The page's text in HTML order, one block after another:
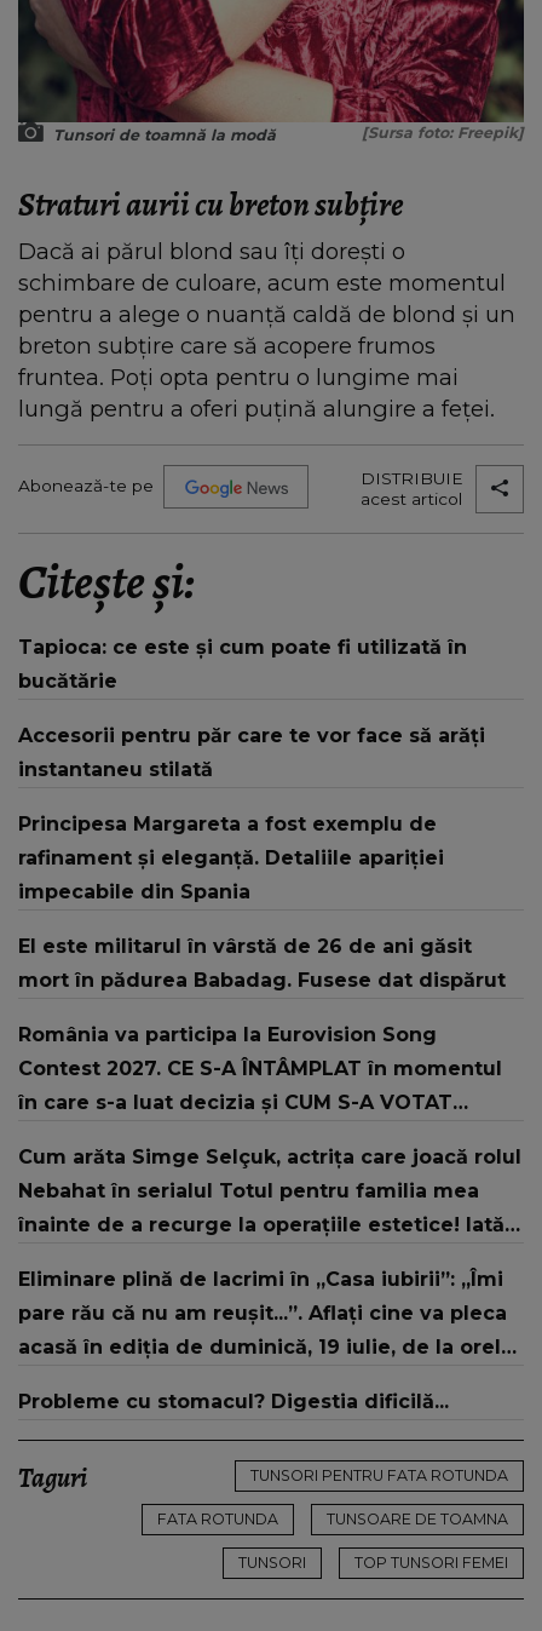
Tunsori de toamnă la modă [Sursa foto: Freepik]
Straturi aurii cu breton subțire
Dacă ai părul blond sau îți dorești o
schimbare de culoare, acum este momentul
pentru a alege o nuanță caldă de blond și un
breton subțire care să acopere frumos
fruntea. Poți opta pentru o lungime mai
lungă pentru a oferi puțină alungire a feței.
Abonează-te pe
DISTRIBUIE
acest articol
Citește și:
Tapioca: ce este și cum poate fi utilizată în
bucătărie
Accesorii pentru păr care te vor face să arăți
instantaneu stilată
Principesa Margareta a fost exemplu de
rafinament și eleganță. Detaliile apariției
impecabile din Spania
El este militarul în vârstă de 26 de ani găsit
mort în pădurea Babadag. Fusese dat dispărut
România va participa la Eurovision Song
Contest 2027. CE S-A ÎNTÂMPLAT în momentul
în care s-a luat decizia și CUM S-A VOTAT
strategic de..."
Cum arăta Simge Selçuk, actrița care joacă rolul
Nebahat în serialul Totul pentru familia mea
înainte de a recurge la operațiile estetice! Iată
„Tinerețe rebelă”
Eliminare plină de lacrimi în „Casa iubirii”: „Îmi
pare rău că nu am reușit...”. Aflați cine va pleca
acasă în ediția de duminică, 19 iulie, de la orele
Probleme cu stomacul? Digestia dificilă...
Taguri TUNSORI PENTRU FATA ROTUNDA
FATA ROTUNDA TUNSOARE DE TOAMNA
TUNSORI TOP TUNSORI FEMEI